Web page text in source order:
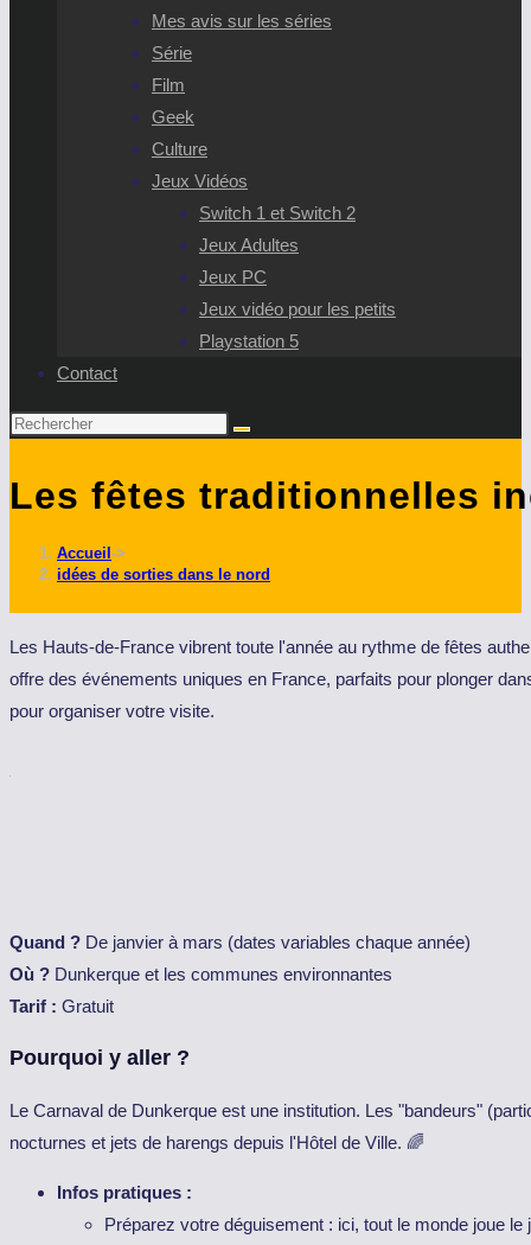
Mes avis sur les séries
Série
Film
Geek
Culture
Jeux Vidéos
Switch 1 et Switch 2
Jeux Adultes
Jeux PC
Jeux vidéo pour les petits
Playstation 5
Contact
Rechercher
ce
Les fêtes traditionnelles
Accueil ->
idées de sorties dans le nord
Les Hauts-de-France vibrent toute l'année au rythme de fêtes
offre des événements uniques en France, parfaits pour plonger
pour organiser votre visite.
Quand ? De janvier à mars (dates variables chaque année)
Où ? Dunkerque et les communes environnantes
Tarif : Gratuit
Pourquoi y aller ?
Le Carnaval de Dunkerque est une institution. Les "bandeurs"
nocturnes et jets de harengs depuis l'Hôtel de Ville. 🌈
Infos pratiques :
Préparez votre déguisement : ici, tout le monde joue le